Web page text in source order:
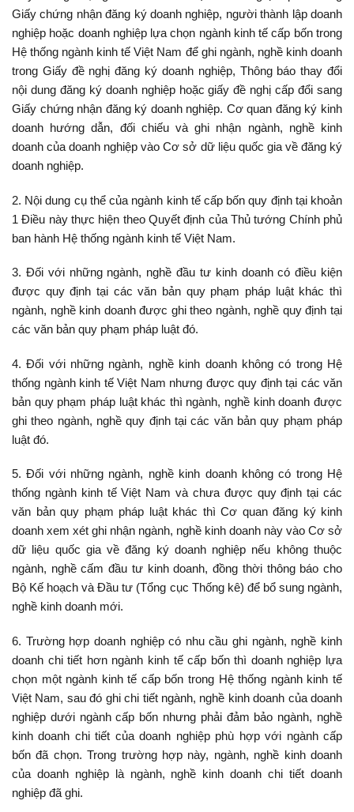
Giấy chứng nhận đăng ký doanh nghiệp, người thành lập doanh
nghiệp hoặc doanh nghiệp lựa chọn ngành kinh tế cấp bốn trong
Hệ thống ngành kinh tế Việt Nam để ghi ngành, nghề kinh doanh
trong Giấy đề nghị đăng ký doanh nghiệp, Thông báo thay đổi
nội dung đăng ký doanh nghiệp hoặc giấy đề nghị cấp đổi sang
Giấy chứng nhận đăng ký doanh nghiệp. Cơ quan đăng ký kinh
doanh hướng dẫn, đối chiếu và ghi nhận ngành, nghề kinh
doanh của doanh nghiệp vào Cơ sở dữ liệu quốc gia về đăng ký
doanh nghiệp.
2. Nội dung cụ thể của ngành kinh tế cấp bốn quy định tại khoản
1 Điều này thực hiện theo Quyết định của Thủ tướng Chính phủ
ban hành Hệ thống ngành kinh tế Việt Nam.
3. Đối với những ngành, nghề đầu tư kinh doanh có điều kiện
được quy định tại các văn bản quy phạm pháp luật khác thì
ngành, nghề kinh doanh được ghi theo ngành, nghề quy định tại
các văn bản quy phạm pháp luật đó.
4. Đối với những ngành, nghề kinh doanh không có trong Hệ
thống ngành kinh tế Việt Nam nhưng được quy định tại các văn
bản quy phạm pháp luật khác thì ngành, nghề kinh doanh được
ghi theo ngành, nghề quy định tại các văn bản quy phạm pháp
luật đó.
5. Đối với những ngành, nghề kinh doanh không có trong Hệ
thống ngành kinh tế Việt Nam và chưa được quy định tại các
văn bản quy phạm pháp luật khác thì Cơ quan đăng ký kinh
doanh xem xét ghi nhận ngành, nghề kinh doanh này vào Cơ sở
dữ liệu quốc gia về đăng ký doanh nghiệp nếu không thuộc
ngành, nghề cấm đầu tư kinh doanh, đồng thời thông báo cho
Bộ Kế hoạch và Đầu tư (Tổng cục Thống kê) để bổ sung ngành,
nghề kinh doanh mới.
6. Trường hợp doanh nghiệp có nhu cầu ghi ngành, nghề kinh
doanh chi tiết hơn ngành kinh tế cấp bốn thì doanh nghiệp lựa
chọn một ngành kinh tế cấp bốn trong Hệ thống ngành kinh tế
Việt Nam, sau đó ghi chi tiết ngành, nghề kinh doanh của doanh
nghiệp dưới ngành cấp bốn nhưng phải đảm bảo ngành, nghề
kinh doanh chi tiết của doanh nghiệp phù hợp với ngành cấp
bốn đã chọn. Trong trường hợp này, ngành, nghề kinh doanh
của doanh nghiệp là ngành, nghề kinh doanh chi tiết doanh
nghiệp đã ghi.